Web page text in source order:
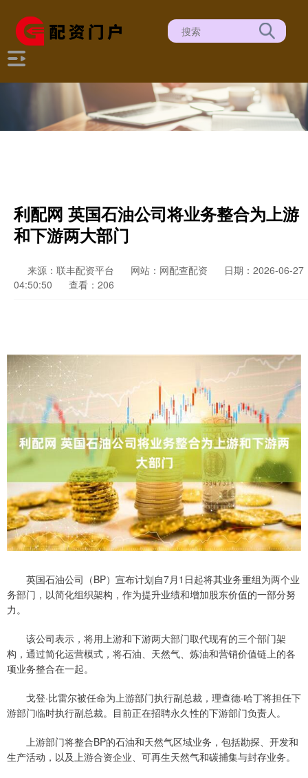
利配网 英国石油公司将业务整合为上游
和下游两大部门
来源：联丰配资平台 网站：网配查配资
日期：2026-06-27
04:50:50
查看：206
英国石油公司（BP）宣布计划自7月1日起将其业务重组为两个业
务部门，以简化组织架构，作为提升业绩和增加股东价值的一部分努
力。
该公司表示，将用上游和下游两大部门取代现有的三个部门架
构，通过简化运营模式，将石油、天然气、炼油和营销价值链上的各
项业务整合在一起。
戈登·比雷尔被任命为上游部门执行副总裁，理查德·哈丁将担任下
游部门临时执行副总裁。目前正在招聘永久性的下游部门负责人。
上游部门将整合BP的石油和天然气区域业务，包括勘探、开发和
生产活动，以及上游合资企业、可再生天然气和碳捕集与封存业务。